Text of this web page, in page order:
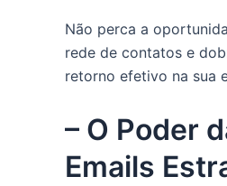
Não perca a
rede de contatos e
retorno efetivo na sua
– O Poder
Emails